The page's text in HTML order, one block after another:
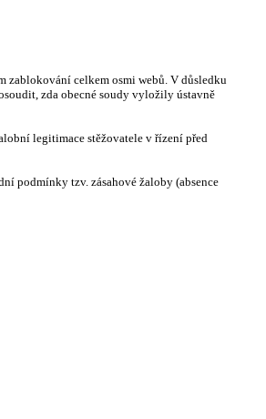
zablokování celkem osmi webů. V důsledku
zda obecné soudy vyložily ústavně
legitimace stěžovatele v řízení před
podmínky tzv. zásahové žaloby (absence